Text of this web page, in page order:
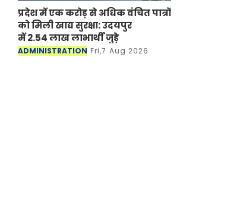
प्रदेश में एक करोड़ से अधिक वंचित पात्रों
को मिली खाद्य सुरक्षा: उदयपुर
में 2.54 लाख लाभार्थी जुड़े
ADMINISTRATION Fri,7 Aug 2026